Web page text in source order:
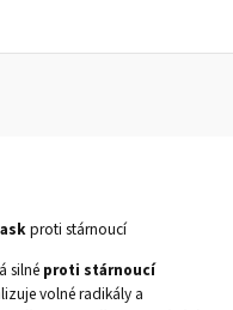
proti stárnoucí
silné proti stárnoucí
volné radikály a